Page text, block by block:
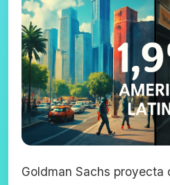
Goldman Sachs proyecta